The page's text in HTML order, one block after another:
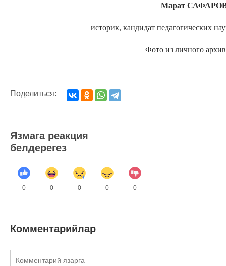
Марат
историк, кандидат педагогических
Фото из личного
Поделиться:
Язмага реакция
белдерегез
0 0 0 0 0
Комментарийлар